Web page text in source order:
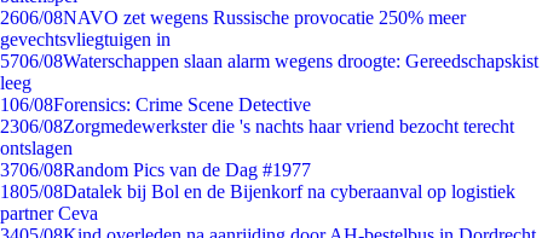
2606/08NAVO zet wegens Russische provocatie 250% meer
gevechtsvliegtuigen in
5706/08Waterschappen slaan alarm wegens droogte: Gereedschapskist
leeg
106/08Forensics: Crime Scene Detective
2306/08Zorgmedewerkster die 's nachts haar vriend bezocht terecht
ontslagen
3706/08Random Pics van de Dag #1977
1805/08Datalek bij Bol en de Bijenkorf na cyberaanval op logistiek
partner Ceva